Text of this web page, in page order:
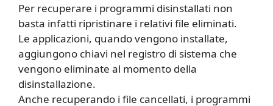
Per recuperare i programmi disinstallati non
basta infatti ripristinare i relativi file eliminati.
Le applicazioni, quando vengono installate,
aggiungono chiavi nel registro di sistema che
vengono eliminate al momento della
disinstallazione.
Anche recuperando i file cancellati, i programmi